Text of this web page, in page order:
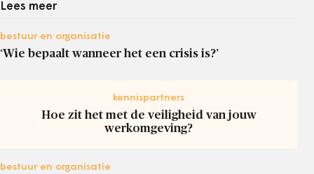
Lees meer
bestuur en organisatie
‘Wie bepaalt wanneer het een crisis is?’
kennispartners
Hoe zit het met de veiligheid van jouw
werkomgeving?
bestuur en organisatie